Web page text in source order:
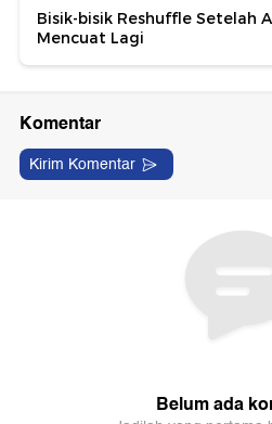
Bisik-bisik Reshuffle Setelah
Mencuat Lagi